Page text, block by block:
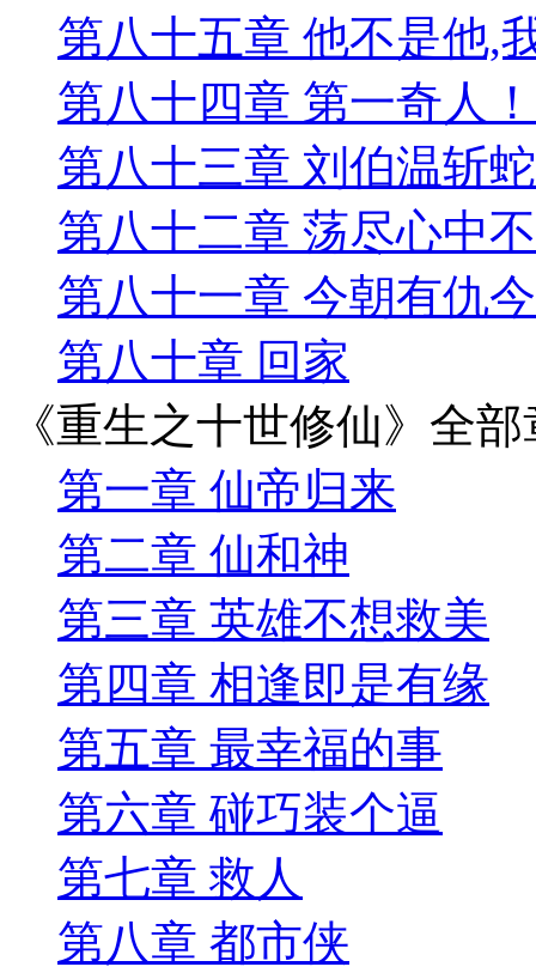
第八十五章 他不是他,
第八十四章 第一奇人！
第八十三章 刘伯温斩蛇
第八十二章 荡尽心中
第八十一章 今朝有仇
第八十章 回家
《重生之十世修仙》全
第一章 仙帝归来
第二章 仙和神
第三章 英雄不想救美
第四章 相逢即是有缘
第五章 最幸福的事
第六章 碰巧装个逼
第七章 救人
第八章 都市侠